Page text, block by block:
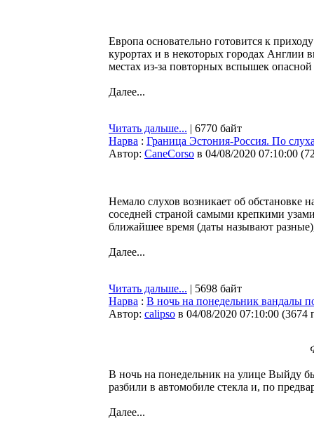
Европа основательно готовится к
курортах и в некоторых городах Англии
местах из-за повторных вспышек
Далее...
Читать дальше... | 6770 байт
Нарва : Граница Эстония-Россия. По
Автор: CaneCorso в 04/08/2020 07:10:00 (
Немало слухов возникает об обстановке
соседней страной самыми крепкими
ближайшее время (даты называют
Далее...
Читать дальше... | 5698 байт
Нарва : В ночь на понедельник вандалы
Автор: calipso в 04/08/2020 07:10:00 (3674
В ночь на понедельник на улице Выйду
разбили в автомобиле стекла и, по
Далее...